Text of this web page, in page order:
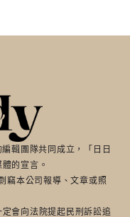
輯團隊共同成立，「日日
的宣言。
竊本公司報導、文章或照
會向法院提起民刑訴訟追